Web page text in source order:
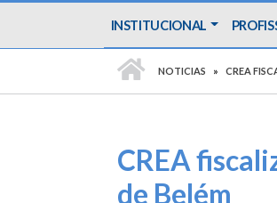
INSTITUCIONAL
NOTICIAS CREA
CREA
de Belém